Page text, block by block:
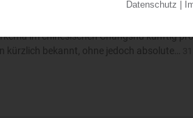
im chinesischen Changshu künftig
kürzlich bekannt, ohne jedoch absolute…